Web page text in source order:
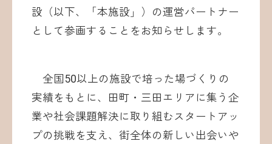
設（以下、「本施設」）の運営パートナー
として参画することをお知らせします。
全国50以上の施設で培った場づくりの
実績をもとに、田町・三田エリアに集う企
業や社会課題解決に取り組むスタートアッ
プの挑戦を支え、街全体の新しい出会いや